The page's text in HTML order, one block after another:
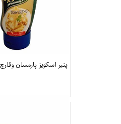
پنیر اسکویز پارمسان وقارچ 400 گرم آلیما